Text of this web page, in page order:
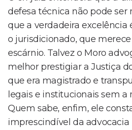
defesa técnica não pode ser
que a verdadeira excelência
o jurisdicionado, que
escárnio. Talvez o Moro
melhor prestigiar a Justiça
que era magistrado e
legais e institucionais sem a
Quem sabe, enfim, ele
imprescindível da